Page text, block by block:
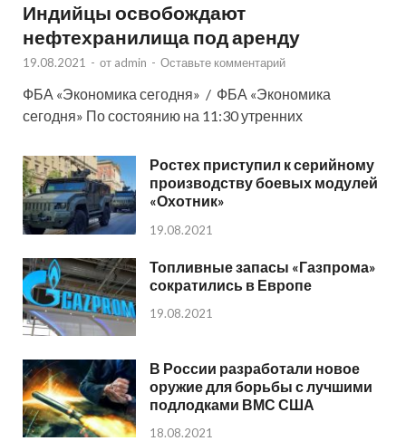
Индийцы освобождают
нефтехранилища под аренду
19.08.2021 - от admin - Оставьте комментарий
ФБА «Экономика сегодня» / ФБА «Экономика
сегодня» По состоянию на 11:30 утренних
Ростех приступил к серийному
производству боевых модулей
«Охотник»
19.08.2021
Топливные запасы «Газпрома»
сократились в Европе
19.08.2021
В России разработали новое
оружие для борьбы с лучшими
подлодками ВМС США
18.08.2021